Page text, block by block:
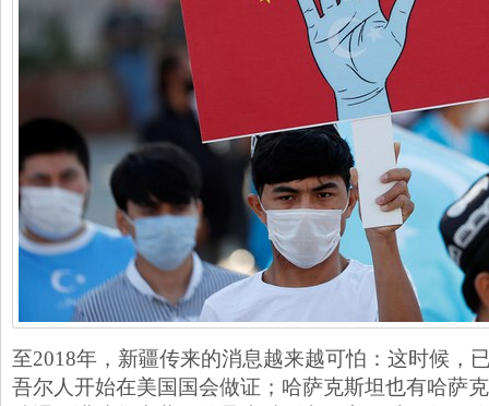
至2018年，新疆传来的消息越来越可怕：这时候，
吾尔人开始在美国国会做证；哈萨克斯坦也有哈萨